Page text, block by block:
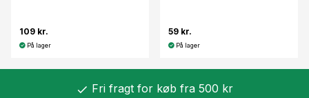
109 kr.
På lager
59 kr.
På lager
check Fri fragt for køb fra 500 kr